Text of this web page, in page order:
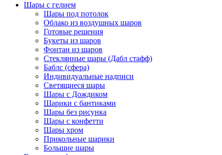
Шары с гелием
Шары под потолок
Облако из воздушных шаров
Готовые решения
Букеты из шаров
Фонтан из шаров
Стеклянные шары (Дабл стафф)
Баблс (сфера)
Индивидуальные надписи
Светящиеся шары
Шары с Дождиком
Шарики с бантиками
Шары без рисунка
Шары с конфетти
Шары хром
Прикольные шарики
Большие шары